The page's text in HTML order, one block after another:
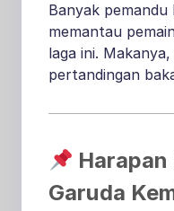
Banyak
memantau
laga ini.
pertandingan
Garuda